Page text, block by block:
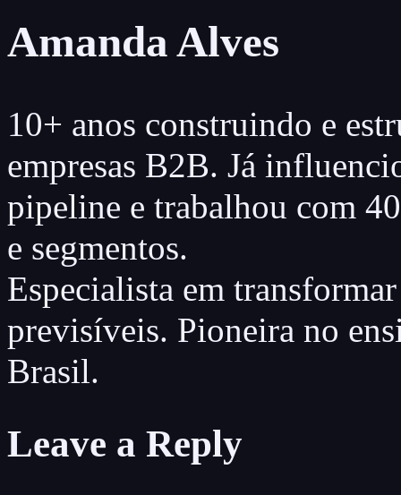
Amanda Alves
10+ anos construindo e
empresas B2B. Já
pipeline e trabalhou com
e segmentos.
Especialista em
previsíveis. Pioneira no
Brasil.
Leave a Reply